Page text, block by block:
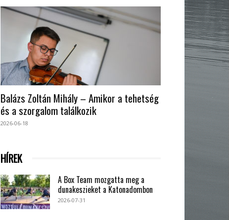
Balázs Zoltán Mihály – Amikor a tehetség
és a szorgalom találkozik
2026-06-18
HÍREK
A Box Team mozgatta meg a
dunakeszieket a Katonadombon
2026-07-31